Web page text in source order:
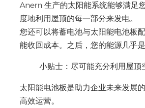
Anern 生产的太阳能系统能够满足
度地利用屋顶的每一部分来发电。
您还可以将蓄电池与太阳能电池板
能收回成本。之后，您的能源几乎是
小贴士：尽可能充分利用屋顶
太阳能电池板是助力企业未来发展
高效运营。